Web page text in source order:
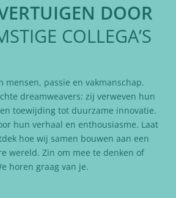
DOOR
COLLEGA’S
mensen, passie en vakmanschap.
dreamweavers: zij verweven hun
toewijding tot duurzame innovatie.
hun verhaal en enthousiasme. Laat
hoe wij samen bouwen aan een
wereld. Zin om mee te denken of
horen graag van je.